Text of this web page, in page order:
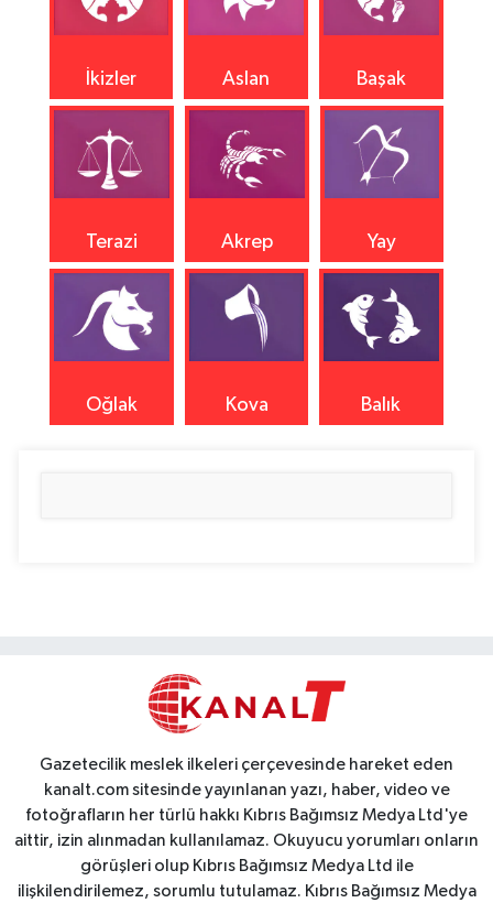
İkizler Aslan Başak
Terazi Akrep Yay
Oğlak Kova Balık
Gazetecilik meslek ilkeleri çerçevesinde hareket eden
kanalt.com sitesinde yayınlanan yazı, haber, video ve
fotoğrafların her türlü hakkı Kıbrıs Bağımsız Medya Ltd'ye
aittir, izin alınmadan kullanılamaz. Okuyucu yorumları onların
görüşleri olup Kıbrıs Bağımsız Medya Ltd ile
ilişkilendirilemez, sorumlu tutulamaz. Kıbrıs Bağımsız Medya